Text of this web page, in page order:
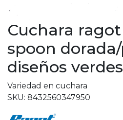
Cuchara
spoon
diseños verdes
Variedad en cuchara
SKU: 8432560347950